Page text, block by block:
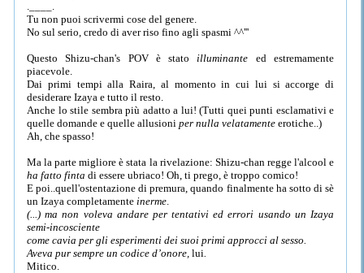
Tu non puoi scrivermi cose del genere.
No sul serio, credo di aver riso fino agli spasmi ^^'''
Questo Shizu-chan's POV è stato illuminante ed estremamente
piacevole.
Dai primi tempi alla Raira, al momento in cui lui si accorge di
desiderare Izaya e tutto il resto.
Anche lo stile sembra più adatto a lui! (Tutti quei punti esclamativi e
quelle domande e quelle allusioni per nulla velatamente erotiche..)
Ah, che spasso!
Ma la parte migliore è stata la rivelazione: Shizu-chan regge l'alcool e
ha fatto finta di essere ubriaco! Oh, ti prego, è troppo comico!
E poi..quell'ostentazione di premura, quando finalmente ha sotto di sè
un Izaya completamente inerme
(...) ma non voleva andare per tentativi ed errori usando un Izaya
semi-incosciente
come cavia per gli esperimenti dei suoi primi approcci al sesso.
Aveva pur sempre un codice d’onore, lui
Mitico.